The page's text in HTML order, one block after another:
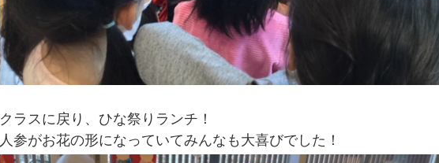
クラスに戻り、ひな祭りランチ！
人参がお花の形になっていてみんなも大喜びでした！